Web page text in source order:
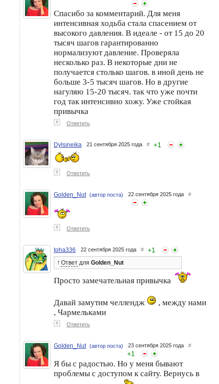
Наталья Краско
призналась, что после
развода ее жизнь
изменилась к лучшему
Что лучше: бег или ходьба?
Спасибо за комментарий. Для меня
интенсивная ходьба стала спасением от
высокого давления. В идеале - от 15 до 20
тысяч шагов гарантированно
нормализуют давление. Проверяла
несколько раз. В некоторые дни не
получается столько шагов. в иной день не
больше 3-5 тысяч шагов. Но в другие
нагуляю 15-20 тысяч. так что уже почти
год так интенсивно хожу. Уже стойкая
привычка
↑ Ответить
Dylsineika 21 сентября 2025 года # +1
↑ Ответить
Golden_Nut (автор поста) 22 сентября 2025 года #
↑ Ответить
toha336 22 сентября 2025 года # +1
↑ Ответ для Golden_Nut
Просто замечательная привычка
Давай замутим челлендж
, между нами
, Чармельками
↑ Ответить
Golden_Nut (автор поста) 23 сентября 2025 года #
+1
Я бы с радостью. Но у меня бывают
проблемы с доступом к сайту. Вернусь в